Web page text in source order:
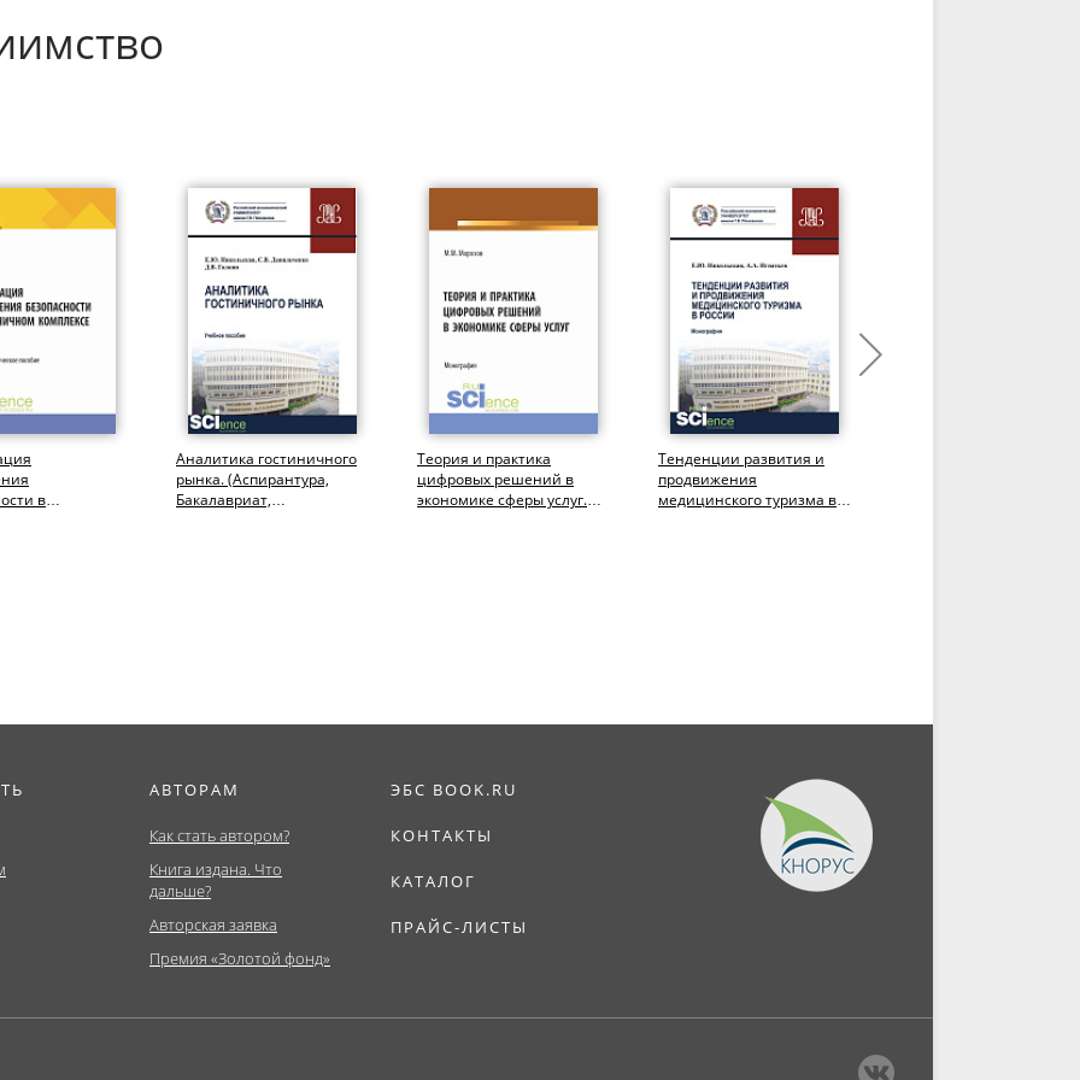
в
Аналитика гостиничного
рынка. (Аспирантура,
Бакалавриат,
Теория и практика
цифровых решений в
экономике сферы услуг.
Тенденции развития и
продвижения
медицинского туризма в
АВТОРАМ
Как стать автором?
Книга издана. Что
дальше?
Авторская заявка
Премия «Золотой фонд»
ЭБС BOOK.RU
КОНТАКТЫ
КАТАЛОГ
ПРАЙС-ЛИСТЫ